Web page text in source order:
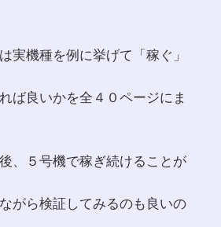
実機種を例に挙げて「稼ぐ」
ば良いかを全４０ページにま
、５号機で稼ぎ続けることが
がら検証してみるのも良いの